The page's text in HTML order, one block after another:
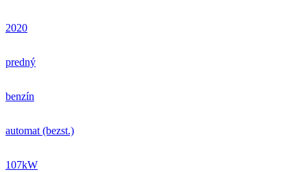
2020
predný
benzín
automat (bezst.)
107kW